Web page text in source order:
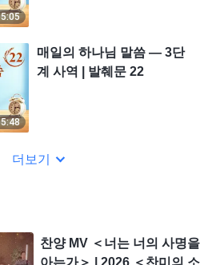
5:05
5:48
매일의 하나님 말씀 ― 3단
계 사역 | 발췌문 22
더보기
찬양 MV ＜너는 너의 사명을
아는가＞ | 2026 ＜찬미의 소